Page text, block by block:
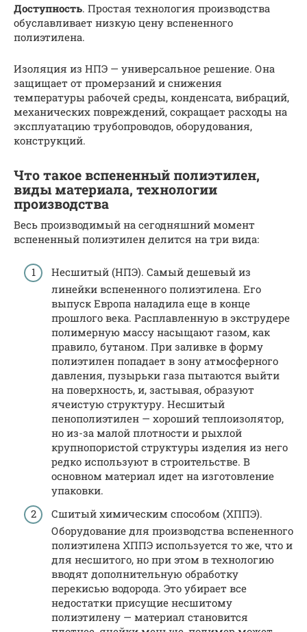
Доступность. Простая технология производства
обуславливает низкую цену вспененного
полиэтилена.
Изоляция из НПЭ — универсальное решение. Она
защищает от промерзаний и снижения
температуры рабочей среды, конденсата, вибраций,
механических повреждений, сокращает расходы на
эксплуатацию трубопроводов, оборудования,
конструкций.
Что такое вспененный полиэтилен,
виды материала, технологии
производства
Весь производимый на сегодняшний момент
вспененный полиэтилен делится на три вида:
Несшитый (НПЭ). Самый дешевый из
линейки вспененного полиэтилена. Его
выпуск Европа наладила еще в конце
прошлого века. Расплавленную в экструдере
полимерную массу насыщают газом, как
правило, бутаном. При заливке в форму
полиэтилен попадает в зону атмосферного
давления, пузырьки газа пытаются выйти
на поверхность, и, застывая, образуют
ячеистую структуру. Несшитый
пенополиэтилен — хороший теплоизолятор,
но из-за малой плотности и рыхлой
крупнопористой структуры изделия из него
редко используют в строительстве. В
основном материал идет на изготовление
упаковки.
Сшитый химическим способом (ХППЭ).
Оборудование для производства вспененного
полиэтилена ХППЭ используется то же, что и
для несшитого, но при этом в технологию
вводят дополнительную обработку
перекисью водорода. Это убирает все
недостатки присущие несшитому
полиэтилену — материал становится